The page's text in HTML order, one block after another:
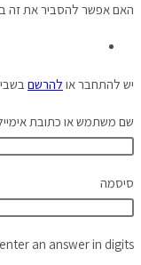
האם אפשר להסביר את זה בשפה פשוטה שאם
יש להתחבר או להרשם
שם משתמש או כתובת
סיסמה
an answer in digits: